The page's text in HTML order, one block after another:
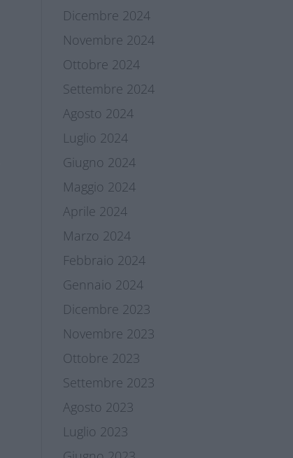
Dicembre 2024
Novembre 2024
Ottobre 2024
Settembre 2024
Agosto 2024
Luglio 2024
Giugno 2024
Maggio 2024
Aprile 2024
Marzo 2024
Febbraio 2024
Gennaio 2024
Dicembre 2023
Novembre 2023
Ottobre 2023
Settembre 2023
Agosto 2023
Luglio 2023